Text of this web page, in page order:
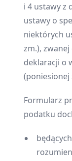
i 4 ustawy z
ustawy o
niektórych
zm.), zwanej
deklaracji o
(poniesionej
Formularz
podatku